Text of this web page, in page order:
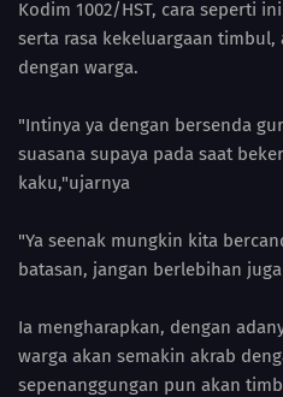
Kodim 1002/HST, cara seperti
serta rasa kekeluargaan timbul,
dengan warga.
"Intinya ya dengan bersenda
suasana supaya pada saat
kaku,"ujarnya
"Ya seenak mungkin kita
batasan, jangan berlebihan
Ia mengharapkan, dengan
warga akan semakin akrab
sepenanggungan pun akan